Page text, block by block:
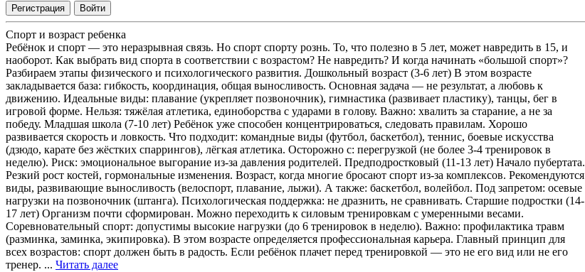
Регистрация Войти
Спорт и возраст ребенка
Ребёнок и спорт — это неразрывная связь. Но спорт спорту рознь. То, что полезно в 5 лет, может навредить в 15, и
наоборот. Как выбрать вид спорта в соответствии с возрастом? Не навредить? И когда начинать «большой спорт»?
Разбираем этапы физического и психологического развития. Дошкольный возраст (3-6 лет) В этом возрасте
закладывается база: гибкость, координация, общая выносливость. Основная задача — не результат, а любовь к
движению. Идеальные виды: плавание (укрепляет позвоночник), гимнастика (развивает пластику), танцы, бег в
игровой форме. Нельзя: тяжёлая атлетика, единоборства с ударами в голову. Важно: хвалить за старание, а не за
победу. Младшая школа (7-10 лет) Ребёнок уже способен концентрироваться, следовать правилам. Хорошо
развивается скорость и ловкость. Что подходит: командные виды (футбол, баскетбол), теннис, боевые искусства
(дзюдо, карате без жёстких спаррингов), лёгкая атлетика. Осторожно с: перегрузкой (не более 3-4 тренировок в
неделю). Риск: эмоциональное выгорание из-за давления родителей. Предподростковый (11-13 лет) Начало пубертата.
Резкий рост костей, гормональные изменения. Возраст, когда многие бросают спорт из-за комплексов. Рекомендуются
виды, развивающие выносливость (велоспорт, плавание, лыжи). А также: баскетбол, волейбол. Под запретом: осевые
нагрузки на позвоночник (штанга). Психологическая поддержка: не дразнить, не сравнивать. Старшие подростки (14-
17 лет) Организм почти сформирован. Можно переходить к силовым тренировкам с умеренными весами.
Соревновательный спорт: допустимы высокие нагрузки (до 6 тренировок в неделю). Важно: профилактика травм
(разминка, заминка, экипировка). В этом возрасте определяется профессиональная карьера. Главный принцип для
всех возрастов: спорт должен быть в радость. Если ребёнок плачет перед тренировкой — это не его вид или не его
тренер. ... Читать далее